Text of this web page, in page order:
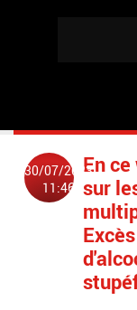
30/07/2023
11:46
En
sur